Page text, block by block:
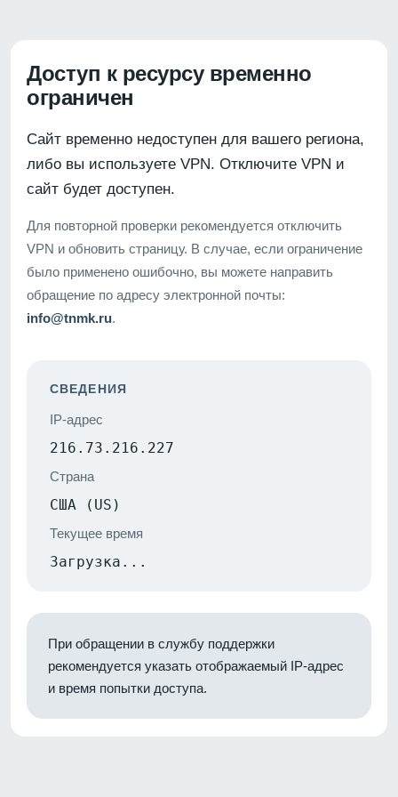
Доступ к ресурсу временно
ограничен
Сайт временно недоступен для вашего региона,
либо вы используете VPN. Отключите VPN и
сайт будет доступен.
Для повторной проверки рекомендуется отключить
VPN и обновить страницу. В случае, если ограничение
было применено ошибочно, вы можете направить
обращение по адресу электронной почты:
info@tnmk.ru.
СВЕДЕНИЯ
IP-адрес
216.73.216.227
Страна
США (US)
Текущее время
Загрузка...
При обращении в службу поддержки
рекомендуется указать отображаемый IP-адрес
и время попытки доступа.